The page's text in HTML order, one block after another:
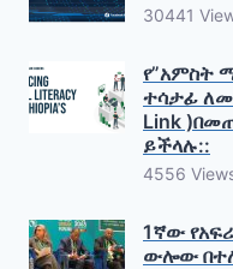
30441
የ”አምስት
ተሳታፊ
Link
ይችላሉ::
4556
1ኛው
ውሎው